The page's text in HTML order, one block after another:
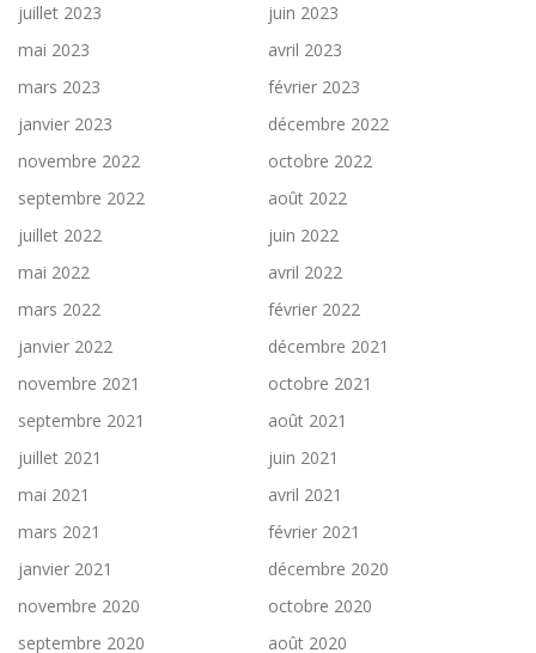
juillet 2023
juin 2023
mai 2023
avril 2023
mars 2023
février 2023
janvier 2023
décembre 2022
novembre 2022
octobre 2022
septembre 2022
août 2022
juillet 2022
juin 2022
mai 2022
avril 2022
mars 2022
février 2022
janvier 2022
décembre 2021
novembre 2021
octobre 2021
septembre 2021
août 2021
juillet 2021
juin 2021
mai 2021
avril 2021
mars 2021
février 2021
janvier 2021
décembre 2020
novembre 2020
octobre 2020
septembre 2020
août 2020